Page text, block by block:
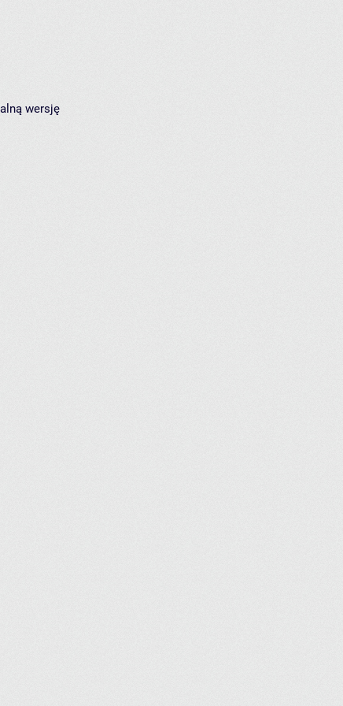
wersję